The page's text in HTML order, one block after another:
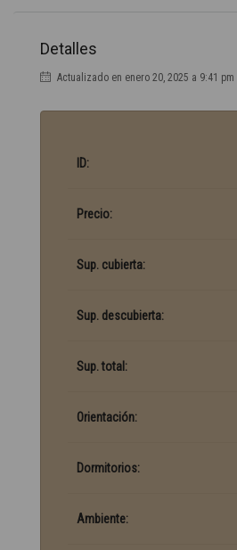
Detalles
Actualizado en enero 20, 2025 a 9:41 pm
ID:
Precio:
Sup. cubierta:
Sup. descubierta:
Sup. total:
Orientación:
Dormitorios:
Ambiente: